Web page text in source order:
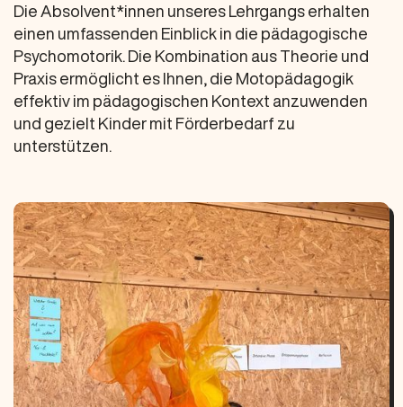
Die Absolvent*innen unseres Lehrgangs erhalten
einen umfassenden Einblick in die pädagogische
Psychomotorik. Die Kombination aus Theorie und
Praxis ermöglicht es Ihnen, die Motopädagogik
effektiv im pädagogischen Kontext anzuwenden
und gezielt Kinder mit Förderbedarf zu
unterstützen.